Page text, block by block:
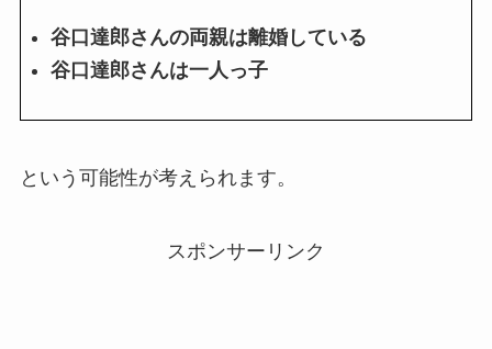
谷口達郎さんの両親は離婚している
谷口達郎さんは一人っ子
という可能性が考えられます。
スポンサーリンク